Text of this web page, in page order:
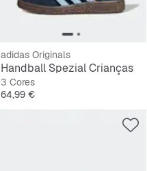
adidas Originals
Handball Spezial Crianças
3 Cores
Preço
64,99 €